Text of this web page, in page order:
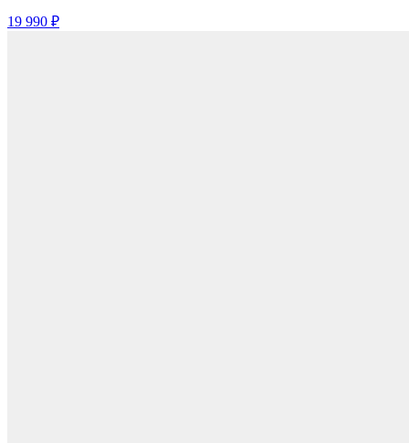
19 990 ₽